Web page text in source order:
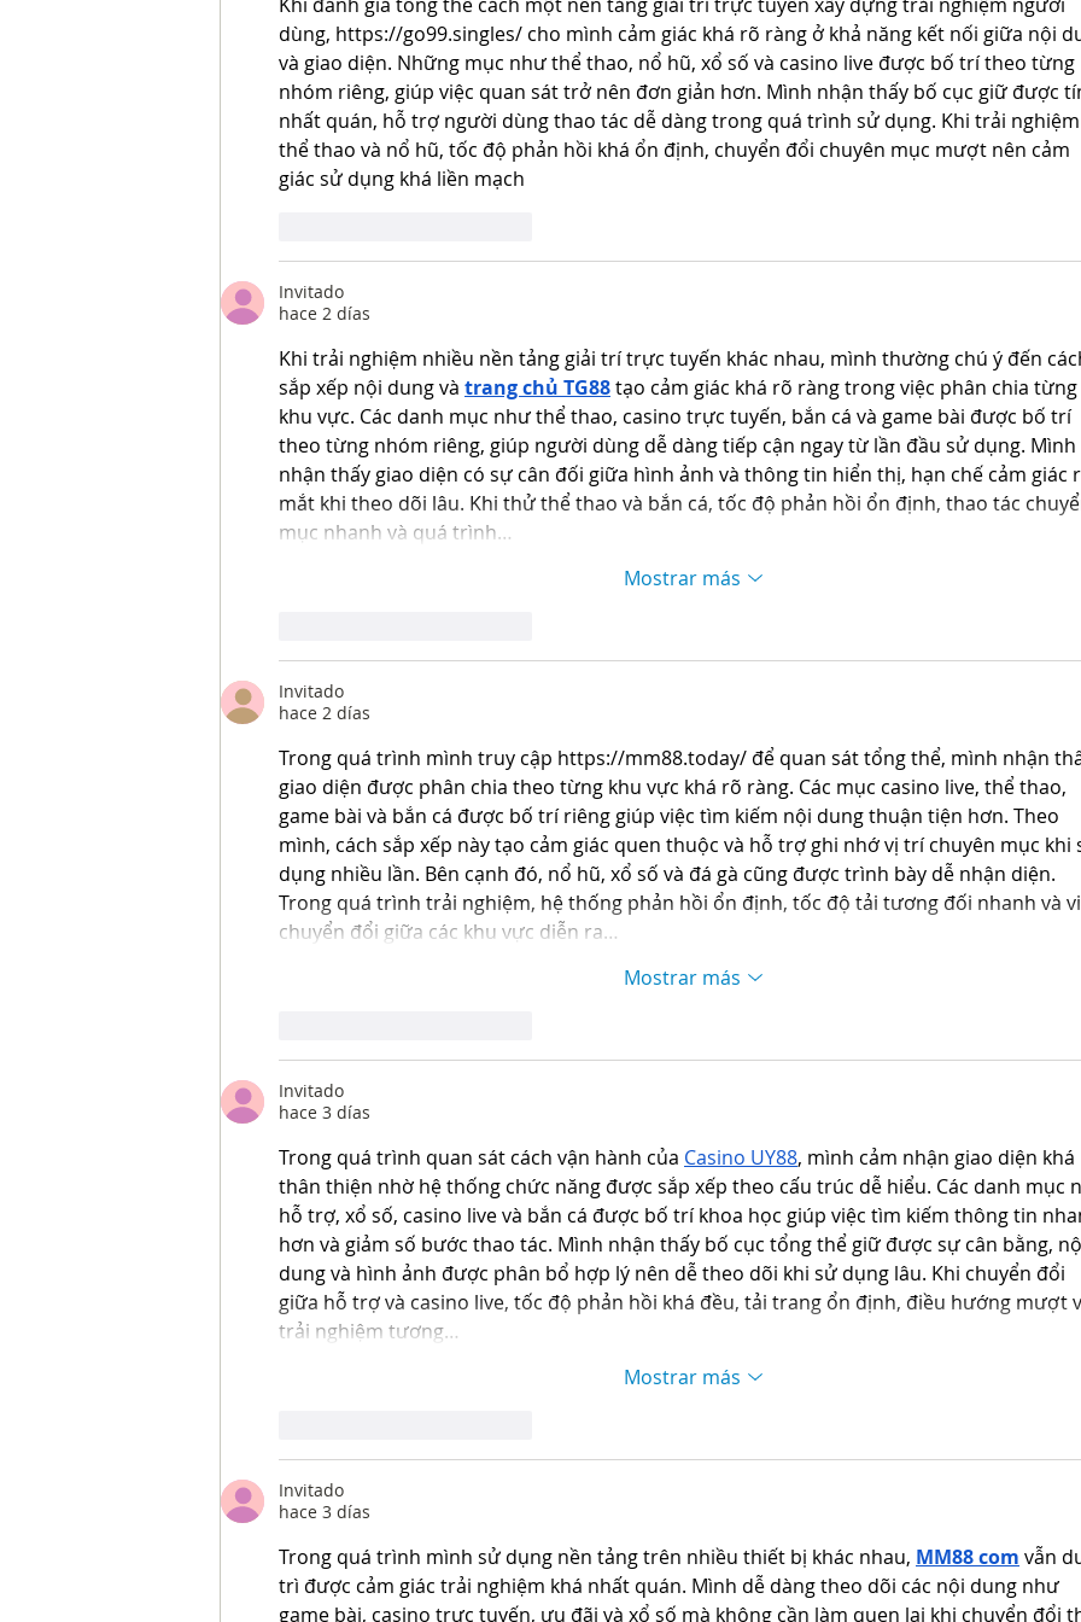
dùng, https://go99.singles/ cho mình cảm giác khá rõ ràng ở khả năng kết nối giữa nội
và giao diện. Những mục như thể thao, nổ hũ, xổ số và casino live được bố trí theo từng
nhóm riêng, giúp việc quan sát trở nên đơn giản hơn. Mình nhận thấy bố cục giữ được
nhất quán, hỗ trợ người dùng thao tác dễ dàng trong quá trình sử dụng. Khi trải nghiệm
thể thao và nổ hũ, tốc độ phản hồi khá ổn định, chuyển đổi chuyên mục mượt nên cảm
giác sử dụng khá liền mạch
Invitado
hace 2 días
Khi trải nghiệm nhiều nền tảng giải trí trực tuyến khác nhau, mình thường chú ý đến
sắp xếp nội dung và trang chủ TG88 tạo cảm giác khá rõ ràng trong việc phân chia từng
khu vực. Các danh mục như thể thao, casino trực tuyến, bắn cá và game bài được bố trí
theo từng nhóm riêng, giúp người dùng dễ dàng tiếp cận ngay từ lần đầu sử dụng. Mình
nhận thấy giao diện có sự cân đối giữa hình ảnh và thông tin hiển thị, hạn chế cảm giác
mắt khi theo dõi lâu. Khi thử thể thao và bắn cá, tốc độ phản hồi ổn định, thao tác
mục nhanh và quá trình…
Mostrar más
Invitado
hace 2 días
Trong quá trình mình truy cập https://mm88.today/ để quan sát tổng thể, mình nhận
giao diện được phân chia theo từng khu vực khá rõ ràng. Các mục casino live, thể thao,
game bài và bắn cá được bố trí riêng giúp việc tìm kiếm nội dung thuận tiện hơn. Theo
mình, cách sắp xếp này tạo cảm giác quen thuộc và hỗ trợ ghi nhớ vị trí chuyên mục khi
dụng nhiều lần. Bên cạnh đó, nổ hũ, xổ số và đá gà cũng được trình bày dễ nhận diện.
Trong quá trình trải nghiệm, hệ thống phản hồi ổn định, tốc độ tải tương đối nhanh và
chuyển đổi giữa các khu vực diễn ra…
Mostrar más
Invitado
hace 3 días
Trong quá trình quan sát cách vận hành của Casino UY88, mình cảm nhận giao diện khá
thân thiện nhờ hệ thống chức năng được sắp xếp theo cấu trúc dễ hiểu. Các danh mục
hỗ trợ, xổ số, casino live và bắn cá được bố trí khoa học giúp việc tìm kiếm thông tin
hơn và giảm số bước thao tác. Mình nhận thấy bố cục tổng thể giữ được sự cân bằng,
dung và hình ảnh được phân bổ hợp lý nên dễ theo dõi khi sử dụng lâu. Khi chuyển đổi
giữa hỗ trợ và casino live, tốc độ phản hồi khá đều, tải trang ổn định, điều hướng mượt
trải nghiệm tương…
Mostrar más
Invitado
hace 3 días
Trong quá trình mình sử dụng nền tảng trên nhiều thiết bị khác nhau, MM88 com vẫn
trì được cảm giác trải nghiệm khá nhất quán. Mình dễ dàng theo dõi các nội dung như
game bài, casino trực tuyến, ưu đãi và xổ số mà không cần làm quen lại khi chuyển đổi